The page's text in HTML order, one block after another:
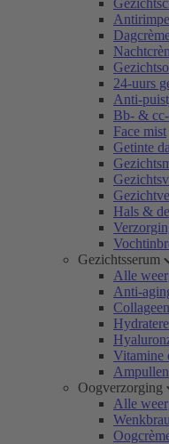
24-uurs
Anti-
Bb- &
Face mist
Getinte
Hals &
Gezichtsserum
Alle
Anti-
Vitamine
Ampullen
Oogverzorging
Alle